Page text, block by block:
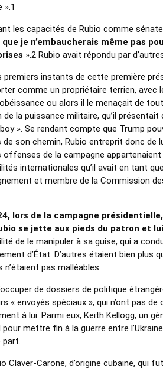
».1
les capacités de Rubio comme
que je n’embaucherais même pas
».2 Rubio avait répondu par
premiers instants de cette première
comme un propriétaire terrien, avec
ou alors il le menaçait de
de la puissance militaire, qu’il
». Se rendant compte que Trump
de son chemin, Rubio entreprit donc de
offenses de la campagne
internationales qu’il avait en tant
et membre de la Commission
lors de la campagne
se jette aux pieds du patron et
de le manipuler à sa guise, qui a
d’État. D’autres étaient bien
n’étaient pas malléables.
de dossiers de politique
« envoyés spéciaux », qui n’ont pas
à lui. Parmi eux, Keith Kellogg, un
mettre fin à la guerre entre
part.
Claver-Carone, d’origine cubaine, qui